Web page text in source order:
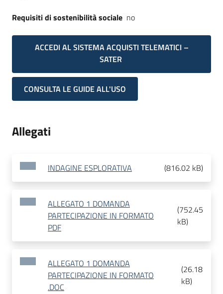
Requisiti di sostenibilità sociale no
ACCEDI AL SISTEMA ACQUISTI TELEMATICI –
SATER
CONSULTA LE GUIDE ALL'USO
Allegati
INDAGINE ESPLORATIVA (816.02 kB)
ALLEGATO 1 DOMANDA
PARTECIPAZIONE IN FORMATO
PDF
(752.45
kB)
ALLEGATO 1 DOMANDA
PARTECIPAZIONE IN FORMATO
.DOC
(26.18
kB)